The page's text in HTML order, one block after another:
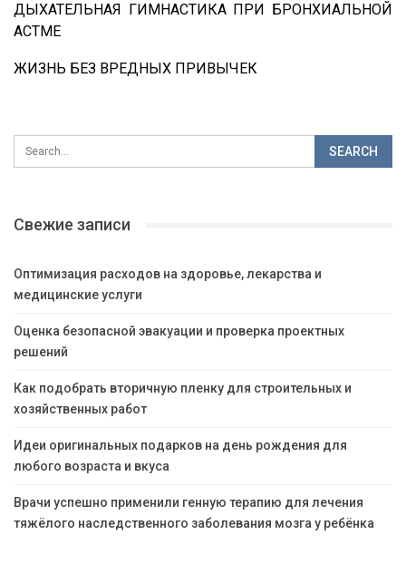
ДЫХАТЕЛЬНАЯ ГИМНАСТИКА ПРИ БРОНХИАЛЬНОЙ
АСТМЕ
ЖИЗНЬ БЕЗ ВРЕДНЫХ ПРИВЫЧЕК
Свежие записи
Оптимизация расходов на здоровье, лекарства и
медицинские услуги
Оценка безопасной эвакуации и проверка проектных
решений
Как подобрать вторичную пленку для строительных и
хозяйственных работ
Идеи оригинальных подарков на день рождения для
любого возраста и вкуса
Врачи успешно применили генную терапию для лечения
тяжёлого наследственного заболевания мозга у ребёнка